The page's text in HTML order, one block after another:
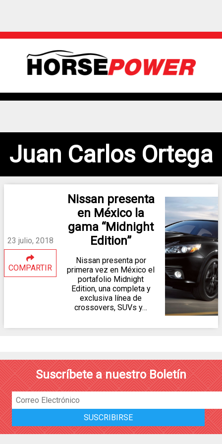
Juan Carlos Ortega
23 julio, 2018
COMPARTIR
Nissan presenta
en México la
gama “Midnight
Edition”
Nissan presenta por
primera vez en México el
portafolio Midnight
Edition, una completa y
exclusiva línea de
crossovers, SUVs y…
Suscríbete a nuestro Boletín